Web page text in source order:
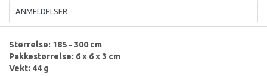
ANMELDELSER
Størrelse: 185 - 300 cm
Pakkestørrelse: 6 x 6 x 3 cm
Vekt: 44 g